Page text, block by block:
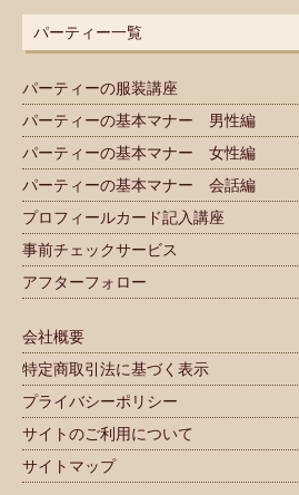
パーティー一覧
パーティーの服装講座
パーティーの基本マナー 男性編
パーティーの基本マナー 女性編
パーティーの基本マナー 会話編
プロフィールカード記入講座
事前チェックサービス
アフターフォロー
会社概要
特定商取引法に基づく表示
プライバシーポリシー
サイトのご利用について
サイトマップ